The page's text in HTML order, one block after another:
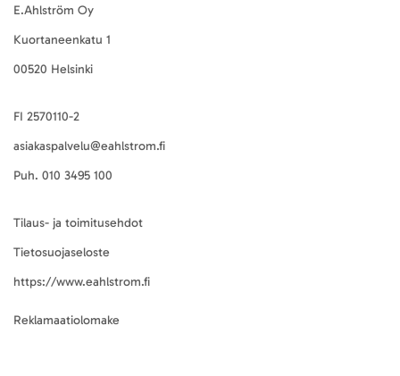
E.Ahlström Oy
Kuortaneenkatu 1
00520 Helsinki
FI 2570110-2
asiakaspalvelu@eahlstrom.fi
Puh. 010 3495 100
Tilaus- ja toimitusehdot
Tietosuojaseloste
https://www.eahlstrom.fi
Reklamaatiolomake